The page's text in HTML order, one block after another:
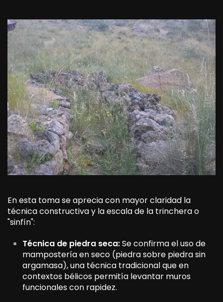
En esta toma se aprecia con mayor claridad la
técnica constructiva y la escala de la trinchera o
"sinfín":
Técnica de piedra seca:Se confirma el uso de
mampostería en seco (piedra sobre piedra sin
argamasa), una técnica tradicional que en
contextos bélicos permitía levantar muros
funcionales con rapidez.